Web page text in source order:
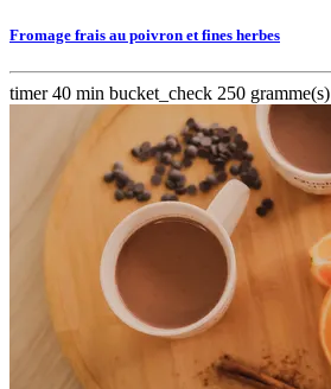
Fromage frais au poivron et fines herbes
timer40 min bucket_check 250 gramme(s)